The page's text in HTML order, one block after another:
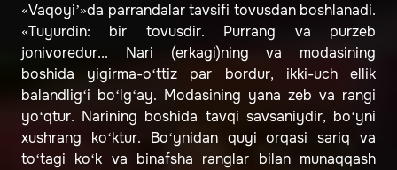
«Vaqoyi’»da parrandalar tavsifi tovusdan boshlanadi.
«Tuyurdin: bir tovusdir. Purrang va purzeb
jonivoredur... Nari (erkagi)ning va modasining
boshida yigirma-o‘ttiz par bordur, ikki-uch ellik
balandlig‘i bo‘lg‘ay. Modasining yana zeb va rangi
yo‘qtur. Narining boshida tavqi savsaniydir, bo‘yni
xushrang ko‘ktur. Bo‘ynidan quyi orqasi sariq va
to‘tagi ko‘k va binafsha ranglar bilan munaqqash